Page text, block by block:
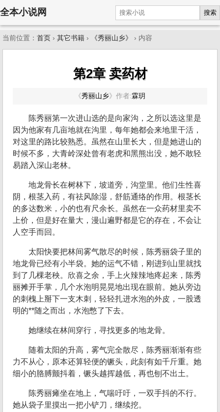
全本小说网 搜索
当前位置： 首页 › 其它书籍 › 《秀丽山乡》 › 内容
第2章 卖药材
《秀丽山乡》 作者:霖玥
陈秀丽第一次进山选的是向家沟，之所以选这里是
因为他家有几亩地就在沟里，每年她都会来地里干活，
对这里的路比较熟悉。虽然在山里长大，但是她进山的
时候不多，大青岭深处曾有老虎和黑熊出没，她不敢轻
易踏入深山老林。
地龙骨长在树林下，坡道旁，沟堂里。他们生性喜
阴，根茎入药，有祛风除湿，舒筋通络的作用。根茎长
的多达数米，小的也有尺余长。虽然在一众药材里卖不
上价，但是好在量大，漫山遍野都是它的存在，不会让
人空手而回。
太阳快要把林间雾气散尽的时候，陈秀丽袋子里的
地龙骨已经有小半袋。她的运气不错，刚进到山里就找
到了几棵老秧。欣喜之余，手上火辣辣地疼起来，陈秀
丽摊开手掌，几个水泡明晃晃地出现在眼前。她从旁边
的刺槐上掰下一支木刺，轻轻扎进水泡的外皮，一股透
明的**随之而出，水泡憋了下去。
她继续在林间穿行，寻找更多的地龙骨。
随着太阳的升高，雾气完全散尽，陈秀丽渐渐有些
力不从心，原本还算轻便的镢头，此刻有如千斤重。她
细小的胳膊颤抖着，镢头越挥越低，再也刨不出土。
陈秀丽瘫坐在地上，气喘吁吁，一双手抖的不行。
她从袋子里摸出一把小铲刀，继续挖。